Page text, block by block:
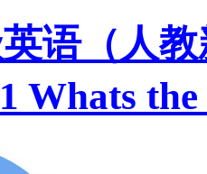
语（人
Whats